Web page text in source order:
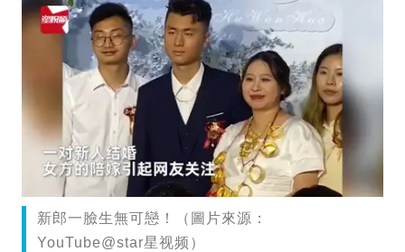
新郎一臉生無可戀！（圖片來源：
YouTube@star星视频）